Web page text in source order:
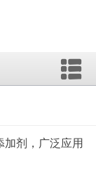
加剂，广泛应用